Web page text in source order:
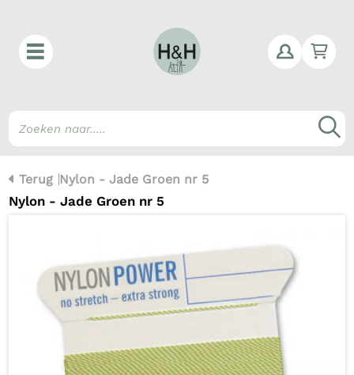
Terug Nylon - Jade Groen nr 5
Nylon - Jade Groen nr 5